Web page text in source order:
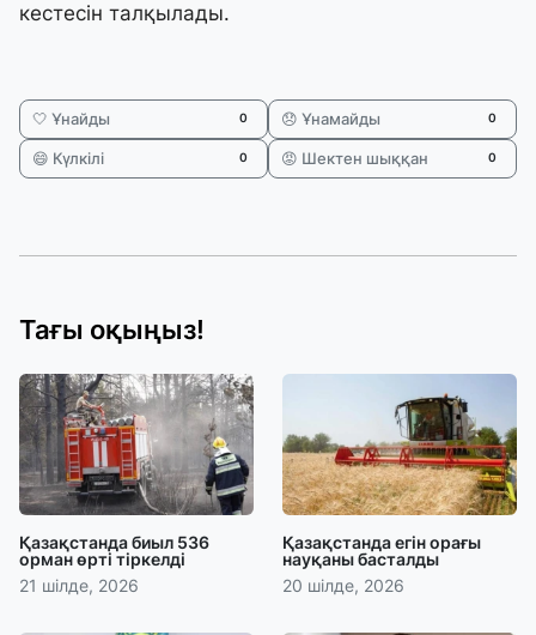
кестесін талқылады.
🤍 Ұнайды 0 😞 Ұнамайды 0
😄 Күлкілі 0 😡 Шектен шыққан 0
Тағы оқыңыз!
Қазақстанда биыл 536
орман өрті тіркелді
21 шілде, 2026
Қазақстанда егін орағы
науқаны басталды
20 шілде, 2026